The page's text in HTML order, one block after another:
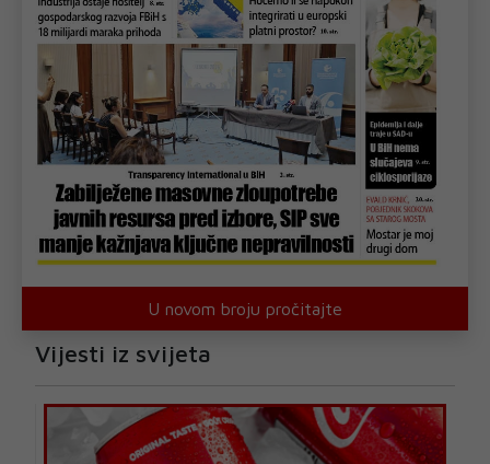
U novom broju pročitajte
Vijesti iz svijeta